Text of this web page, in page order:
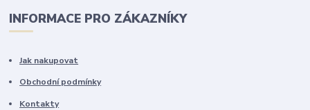
INFORMACE PRO ZÁKAZNÍKY
Jak nakupovat
Obchodní podmínky
Kontakty